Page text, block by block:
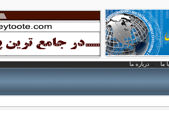
ما درباره ما